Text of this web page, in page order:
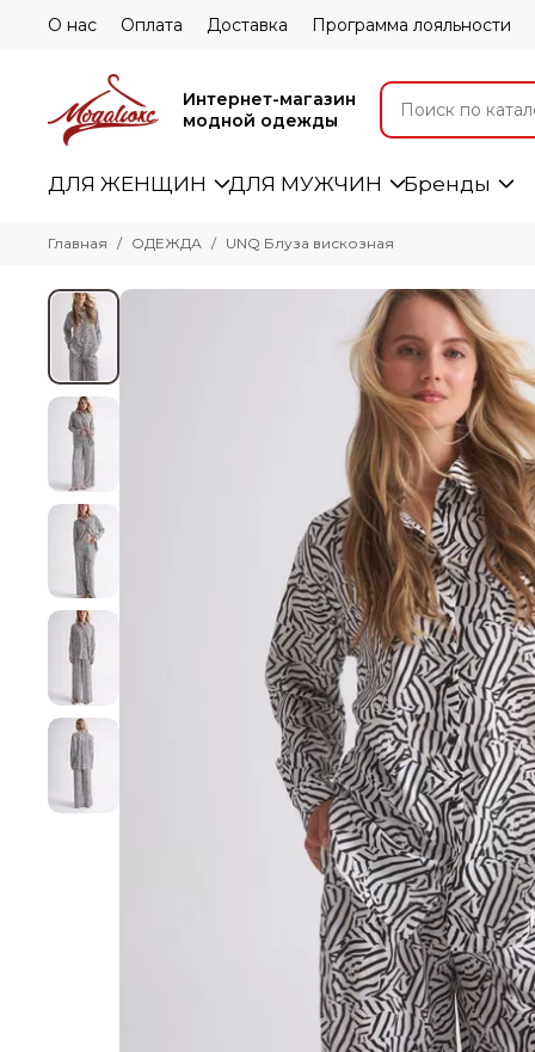
О нас Оплата Доставка Программа лояльности
Интернет-магазин
модной одежды
ДЛЯ ЖЕНЩИН ДЛЯ МУЖЧИН Бренды
Главная ОДЕЖДА UNQ Блуза вискозная